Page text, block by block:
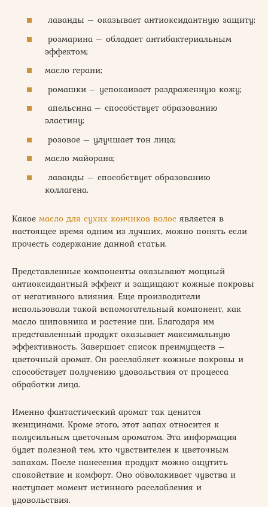
лаванды – оказывает антиоксидантную защиту;
розмарина – обладает антибактериальным
эффектом;
масло герани;
ромашки – успокаивает раздраженную кожу;
апельсина – способствует образованию
эластину;
розовое – улучшает тон лица;
масло майорана;
лаванды – способствует образованию
коллагена.
Какое масло для сухих кончиков волос является в
настоящее время одним из лучших, можно понять если
прочесть содержание данной статьи.
Представленные компоненты оказывают мощный
антиоксидантный эффект и защищают кожные покровы
от негативного влияния. Еще производители
использовали такой вспомогательный компонент, как
масло шиповника и растение ши. Благодаря им
представленный продукт оказывает максимальную
эффективность. Завершает список преимуществ –
цветочный аромат. Он расслабляет кожные покровы и
способствует получению удовольствия от процесса
обработки лица.
Именно фантастический аромат так ценится
женщинами. Кроме этого, этот запах относится к
полусильным цветочным ароматом. Эта информация
будет полезной тем, кто чувствителен к цветочным
запахам. После нанесения продукт можно ощутить
спокойствие и комфорт. Оно обволакивает чувства и
наступает момент истинного расслабления и
удовольствия.